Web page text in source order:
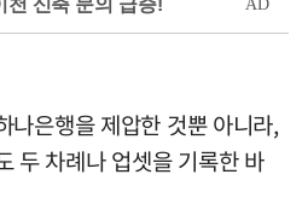
나은행을 제압한 것뿐 아니라,
두 차례나 업셋을 기록한 바